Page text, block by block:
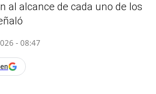
al alcance de cada uno de los
- 08:47